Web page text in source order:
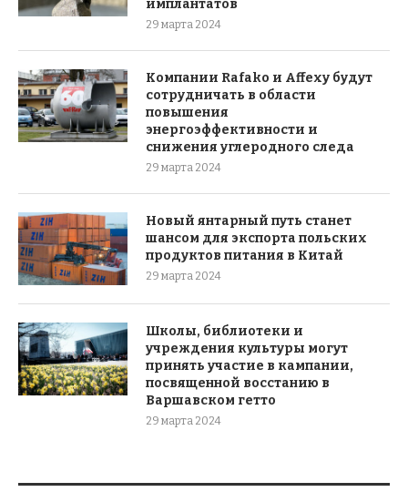
имплантатов
29 марта 2024
Компании Rafako и Affexy будут
сотрудничать в области
повышения
энергоэффективности и
снижения углеродного следа
29 марта 2024
Новый янтарный путь станет
шансом для экспорта польских
продуктов питания в Китай
29 марта 2024
Школы, библиотеки и
учреждения культуры могут
принять участие в кампании,
посвященной восстанию в
Варшавском гетто
29 марта 2024